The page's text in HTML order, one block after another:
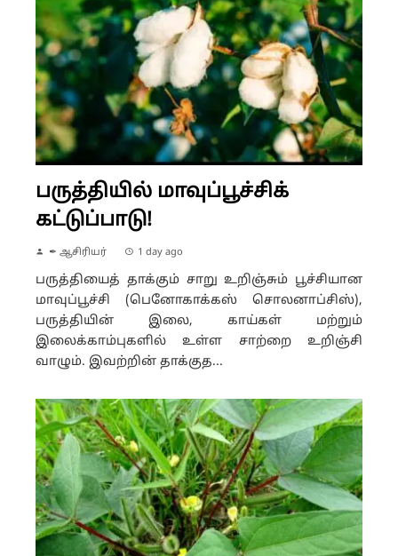
பருத்தியில் மாவுப்பூச்சிக்
கட்டுப்பாடு!
✒ ஆசிரியர் 1 day ago
பருத்தியைத் தாக்கும் சாறு உறிஞ்சும் பூச்சியான
மாவுப்பூச்சி (பெனோகாக்கஸ் சொலனாப்சிஸ்),
பருத்தியின் இலை, காய்கள் மற்றும்
இலைக்காம்புகளில் உள்ள சாற்றை உறிஞ்சி
வாழும். இவற்றின் தாக்குத...